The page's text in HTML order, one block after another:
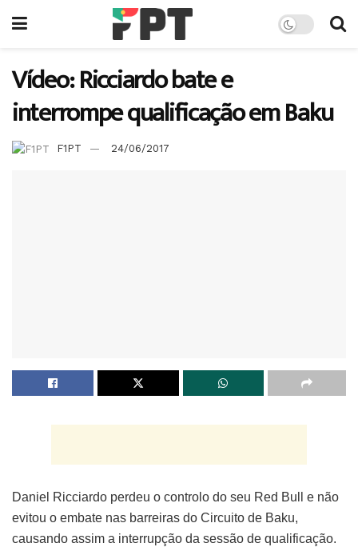
Vídeo: Ricciardo bate e
interrompe qualificação em Baku
F1PT 24/06/2017
Daniel Ricciardo perdeu o controlo do seu Red Bull e não
evitou o embate nas barreiras do Circuito de Baku,
causando assim a interrupção da sessão de qualificação.